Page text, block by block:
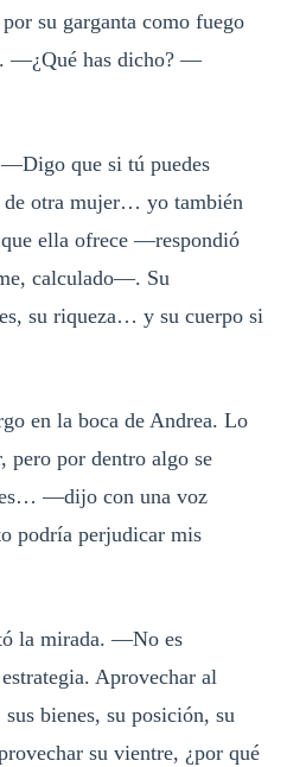
su garganta como fuego
—¿Qué has dicho? —
que si tú puedes
de otra mujer… yo también
ella ofrece —respondió
calculado—. Su
su riqueza… y su cuerpo si
en la boca de Andrea. Lo
pero por dentro algo se
—dijo con una voz
podría perjudicar mis
la mirada. —No es
Aprovechar al
bienes, su posición, su
su vientre, ¿por qué